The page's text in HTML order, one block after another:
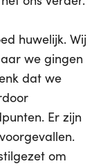
huwelijk. Wij
we gingen
dat we
Er zijn
om